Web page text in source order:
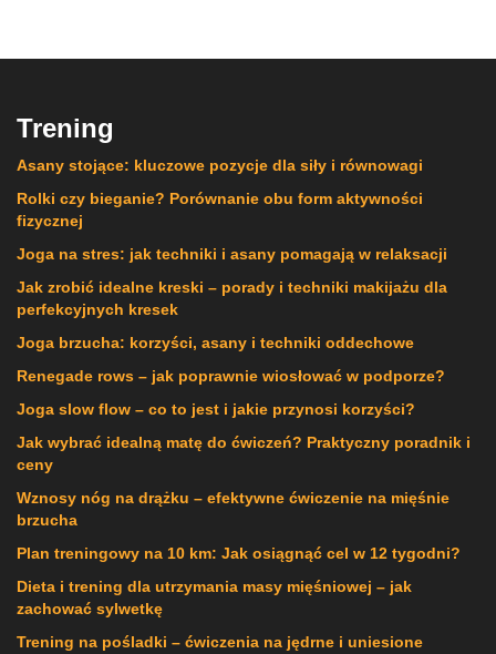
Trening
Asany stojące: kluczowe pozycje dla siły i równowagi
Rolki czy bieganie? Porównanie obu form aktywności
fizycznej
Joga na stres: jak techniki i asany pomagają w relaksacji
Jak zrobić idealne kreski – porady i techniki makijażu dla
perfekcyjnych kresek
Joga brzucha: korzyści, asany i techniki oddechowe
Renegade rows – jak poprawnie wiosłować w podporze?
Joga slow flow – co to jest i jakie przynosi korzyści?
Jak wybrać idealną matę do ćwiczeń? Praktyczny poradnik i
ceny
Wznosy nóg na drążku – efektywne ćwiczenie na mięśnie
brzucha
Plan treningowy na 10 km: Jak osiągnąć cel w 12 tygodni?
Dieta i trening dla utrzymania masy mięśniowej – jak
zachować sylwetkę
Trening na pośladki – ćwiczenia na jędrne i uniesione